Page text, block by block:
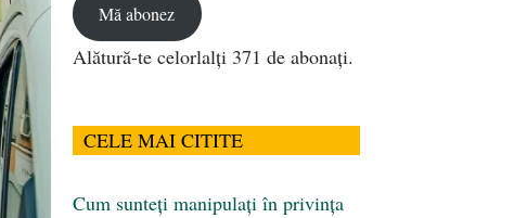
Mă abonez
Alătură-te celorlalți 371 de abonați.
CELE MAI CITITE
Cum sunteți manipulați în privința